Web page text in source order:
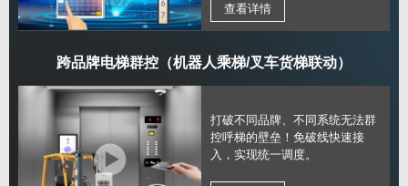
升建筑物的运行效能。
查看详情
跨品牌电梯群控（机器人乘梯/叉车货梯联动）
打破不同品牌、不同系统无法群
控呼梯的壁垒！免破线快速接
入，实现统一调度。